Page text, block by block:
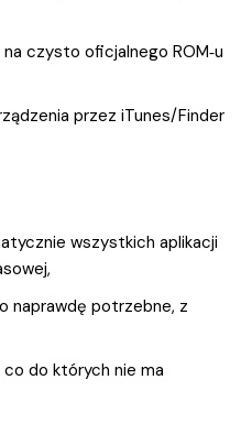
czysto oficjalnego ROM‑u
przez iTunes/Finder
wszystkich aplikacji
naprawdę potrzebne, z
do których nie ma